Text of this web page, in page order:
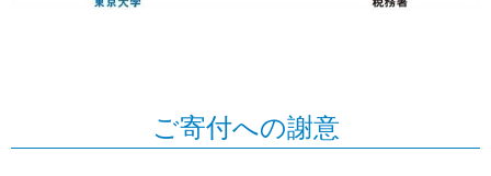
ご寄付への謝意